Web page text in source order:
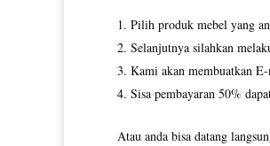
Pilih produk mebel yang
Selanjutnya silahkan
Kami akan membuatkan
Sisa pembayaran 50%
Atau anda bisa datang